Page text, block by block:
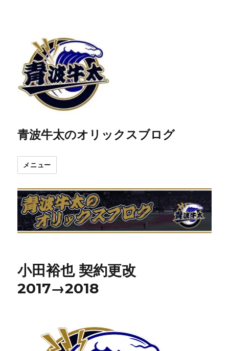
青波牛太のオリックスブログ
メニュー
小田裕也 契約更改
2017→2018